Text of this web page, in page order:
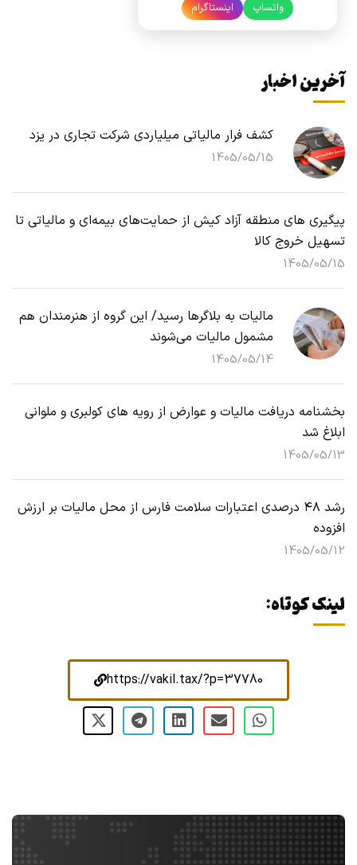
واتساپ اینستاگرام
آخرین اخبار
کشف فرار مالیاتی میلیاردی شرکت تجاری در یزد
1405/05/15
پیگیری های منطقه آزاد کیش از حمایت‌های بیمه‌ای و مالیاتی تا
تسهیل خروج کالا
1405/05/15
مالیات به بلاگرها رسید/ این گروه از هنرمندان هم
مشمول مالیات می‌شوند
1405/05/14
بخشنامه دریافت مالیات و عوارض از رویه های کولبری و ملوانی
ابلاغ شد
1405/05/13
رشد ۴۸ درصدی اعتبارات سلامت فارس از محل مالیات بر ارزش
افزوده
1405/05/12
لینک کوتاه:
https://vakil.tax/?p=37780